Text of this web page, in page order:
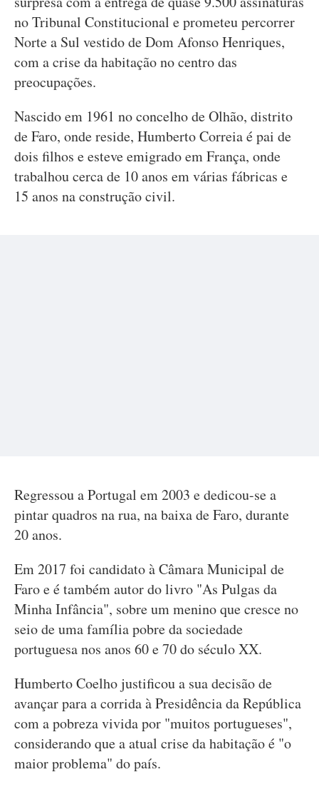
no Tribunal Constitucional e prometeu percorrer
Norte a Sul vestido de Dom Afonso Henriques,
com a crise da habitação no centro das
preocupações.
Nascido em 1961 no concelho de Olhão, distrito
de Faro, onde reside, Humberto Correia é pai de
dois filhos e esteve emigrado em França, onde
trabalhou cerca de 10 anos em várias fábricas e
15 anos na construção civil.
Regressou a Portugal em 2003 e dedicou-se a
pintar quadros na rua, na baixa de Faro, durante
20 anos.
Em 2017 foi candidato à Câmara Municipal de
Faro e é também autor do livro "As Pulgas da
Minha Infância", sobre um menino que cresce no
seio de uma família pobre da sociedade
portuguesa nos anos 60 e 70 do século XX.
Humberto Coelho justificou a sua decisão de
avançar para a corrida à Presidência da República
com a pobreza vivida por "muitos portugueses",
considerando que a atual crise da habitação é "o
maior problema" do país.